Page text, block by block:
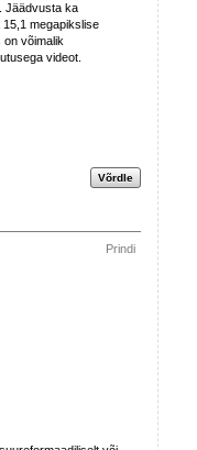
Jäädvusta ka
megapikslise
võimalik
videot.
Võrdle
Prindi